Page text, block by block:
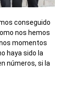
conseguido
nos hemos
momentos
haya sido la
números, si la